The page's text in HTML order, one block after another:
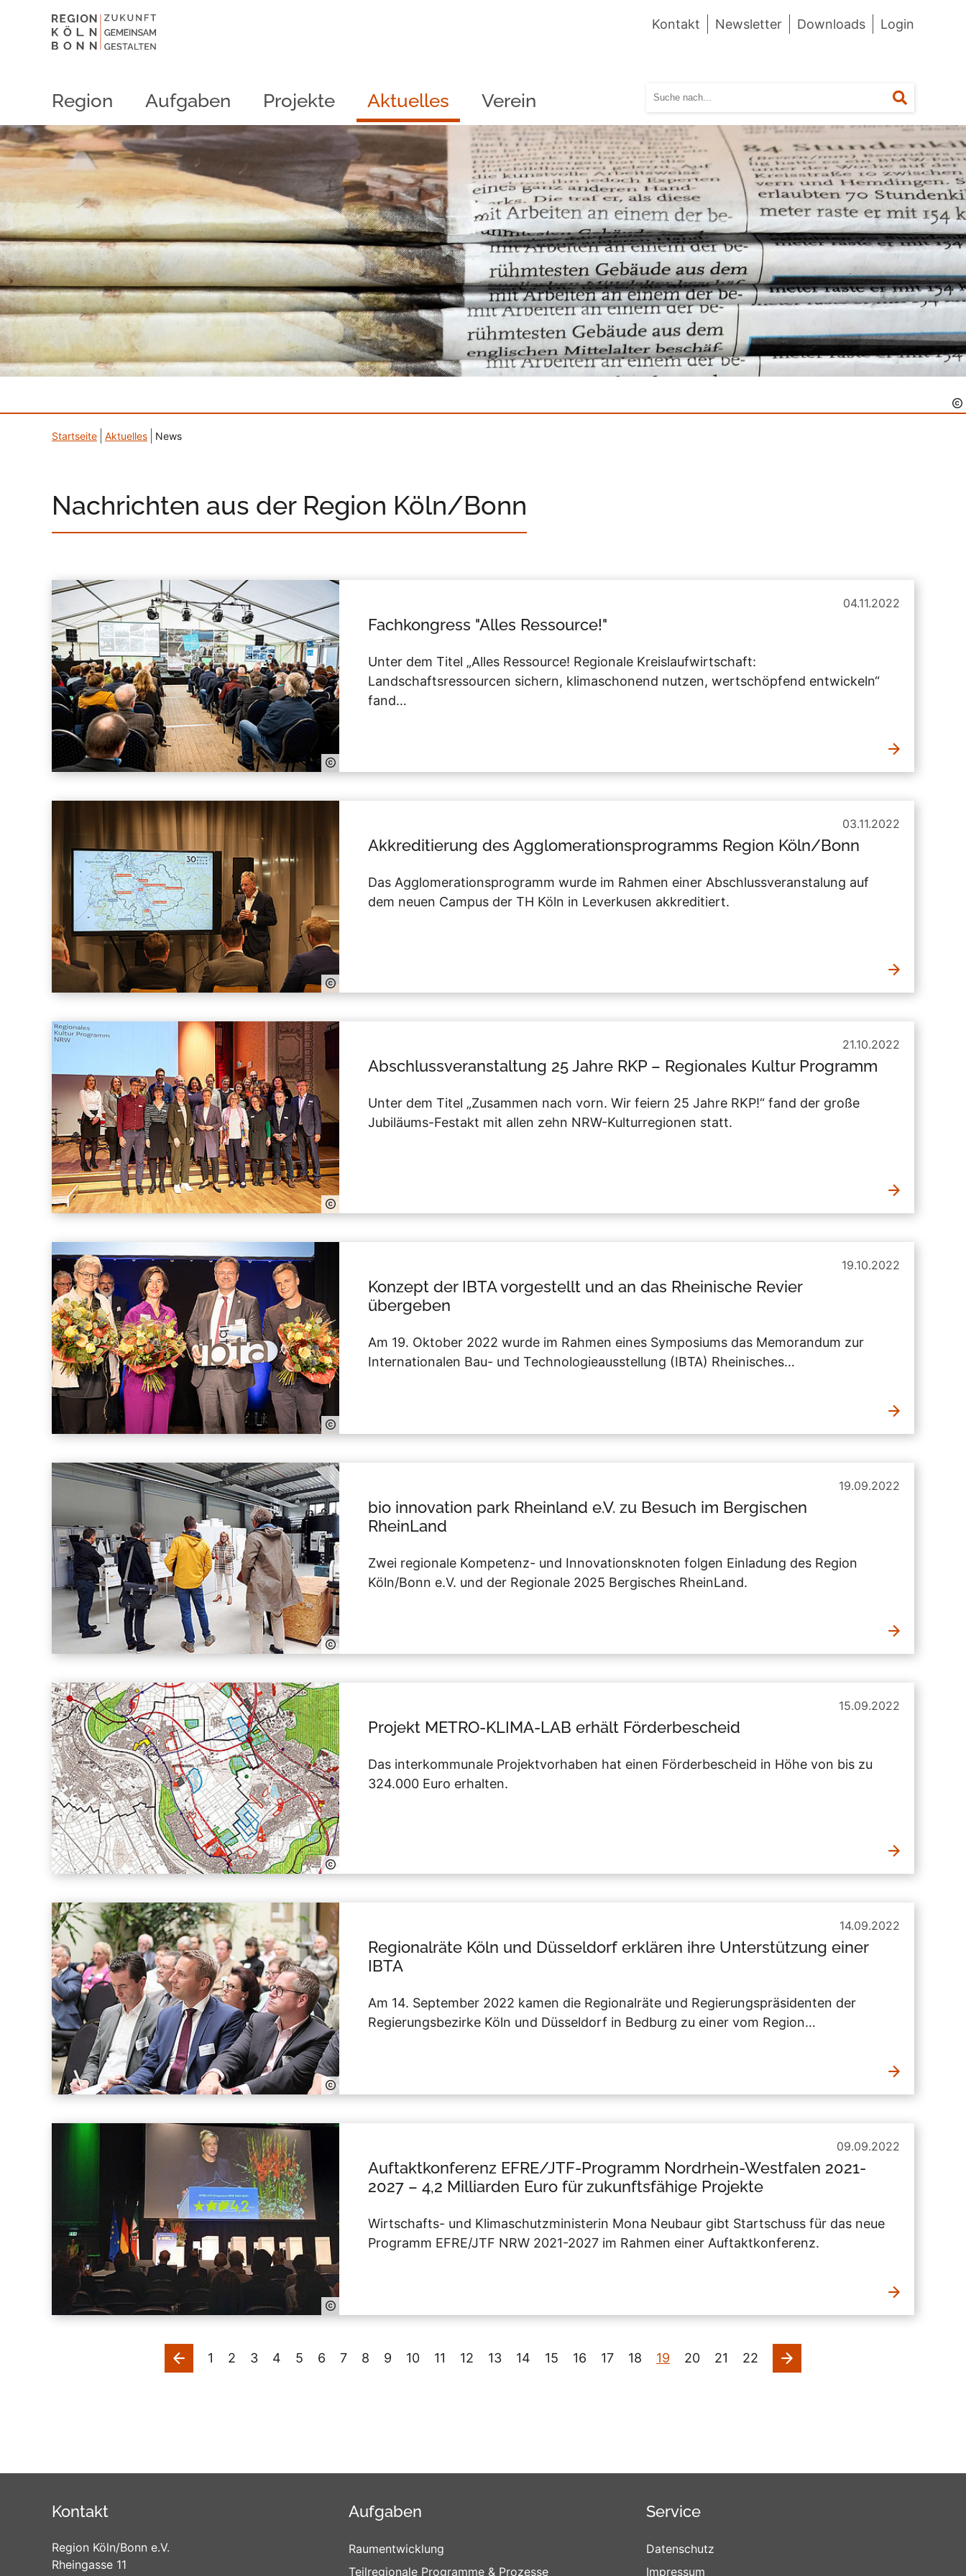
Kontakt Newsletter Downloads Login
Region Aufgaben Projekte Aktuelles Verein Suchen
Startseite Aktuelles News
Nachrichten aus der Region Köln/Bonn
04.11.2022
Fachkongress "Alles Ressource!"
Unter dem Titel „Alles Ressource! Regionale Kreislaufwirtschaft:
Landschaftsressourcen sichern, klimaschonend nutzen, wertschöpfend entwickeln“
fand…
03.11.2022
Akkreditierung des Agglomerationsprogramms Region Köln/Bonn
Das Agglomerationsprogramm wurde im Rahmen einer Abschlussveranstalung auf
dem neuen Campus der TH Köln in Leverkusen akkreditiert.
21.10.2022
Abschlussveranstaltung 25 Jahre RKP – Regionales Kultur Programm
Unter dem Titel „Zusammen nach vorn. Wir feiern 25 Jahre RKP!“ fand der große
Jubiläums-Festakt mit allen zehn NRW-Kulturregionen statt.
19.10.2022
Konzept der IBTA vorgestellt und an das Rheinische Revier
übergeben
Am 19. Oktober 2022 wurde im Rahmen eines Symposiums das Memorandum zur
Internationalen Bau- und Technologieausstellung (IBTA) Rheinisches…
19.09.2022
bio innovation park Rheinland e.V. zu Besuch im Bergischen
RheinLand
Zwei regionale Kompetenz- und Innovationsknoten folgen Einladung des Region
Köln/Bonn e.V. und der Regionale 2025 Bergisches RheinLand.
15.09.2022
Projekt METRO-KLIMA-LAB erhält Förderbescheid
Das interkommunale Projektvorhaben hat einen Förderbescheid in Höhe von bis zu
324.000 Euro erhalten.
14.09.2022
Regionalräte Köln und Düsseldorf erklären ihre Unterstützung einer
IBTA
Am 14. September 2022 kamen die Regionalräte und Regierungspräsidenten der
Regierungsbezirke Köln und Düsseldorf in Bedburg zu einer vom Region…
09.09.2022
Auftaktkonferenz EFRE/JTF-Programm Nordrhein-Westfalen 2021-
2027 – 4,2 Milliarden Euro für zukunftsfähige Projekte
Wirtschafts- und Klimaschutzministerin Mona Neubaur gibt Startschuss für das neue
Programm EFRE/JTF NRW 2021-2027 im Rahmen einer Auftaktkonferenz.
vorherige
1 2 3 4 5 6 7 8 9 10 11 12 13 14 15 16 17 18 19 20 21 22 nächste
Kontakt
Region Köln/Bonn e.V.
Rheingasse 11
Aufgaben
Raumentwicklung
Teilregionale Programme & Prozesse
Service
Datenschutz
Impressum